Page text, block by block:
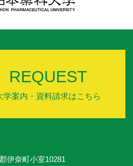
REQUEST
学案内・資料請求はこちら
伊奈町小室10281